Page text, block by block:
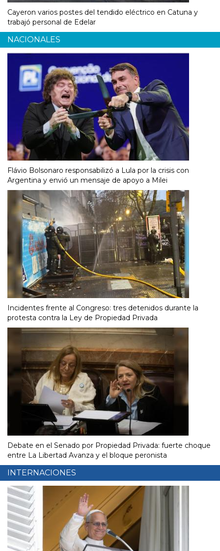
Cayeron varios postes del tendido eléctrico en Catuna y
trabajó personal de Edelar
NACIONALES
Flávio Bolsonaro responsabilizó a Lula por la crisis con
Argentina y envió un mensaje de apoyo a Milei
Incidentes frente al Congreso: tres detenidos durante la
protesta contra la Ley de Propiedad Privada
Debate en el Senado por Propiedad Privada: fuerte choque
entre La Libertad Avanza y el bloque peronista
INTERNACIONES